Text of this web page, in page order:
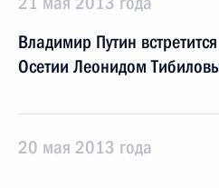
Владимир Путин
Осетии Леонидом
20 мая 2013 года